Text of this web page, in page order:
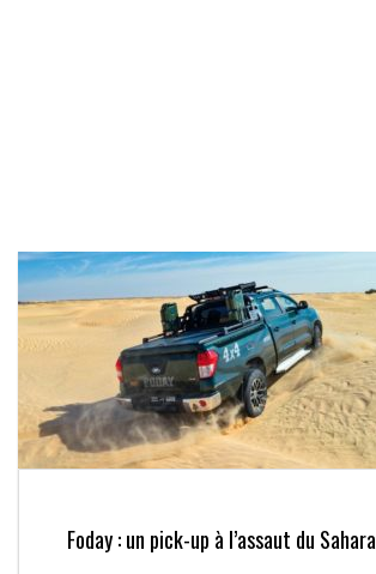
Foday : un pick-up à l’assaut du Sahara